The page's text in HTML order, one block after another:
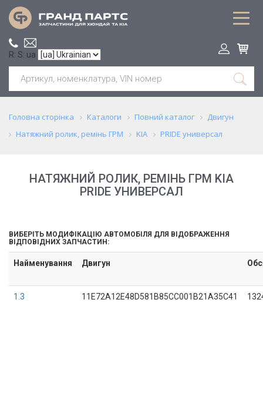
R: S: ua
Головна сторінка Каталоги Повний каталог
Двигун
Натяжний ролик, ремінь ГРМ
KIA PRIDE универсал
НАТЯЖНИЙ РОЛИК, РЕМІНЬ ГРМ KIA
PRIDE УНИВЕРСАЛ
ВИБЕРІТЬ МОДИФІКАЦІЮ АВТОМОБІЛЯ ДЛЯ ВІДОБРАЖЕННЯ
ВІДПОВІДНИХ ЗАПЧАСТИН:
Найменування Двигун
1.3 11E72A12E48D581B85CC001B21A35C41